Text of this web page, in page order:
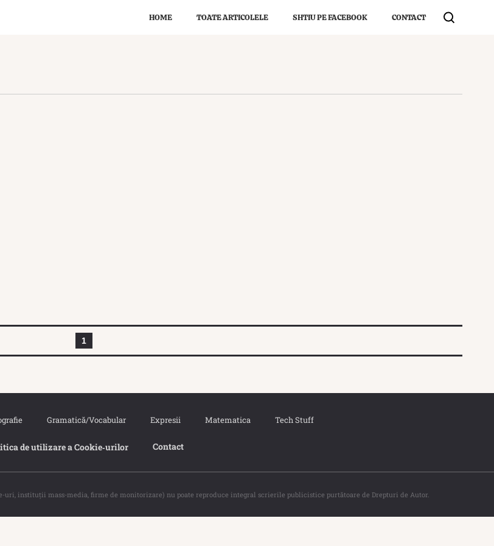
HOME TOATE ARTICOLELE SHTIU PE FACEBOOK CONTACT
1
Gramatică/Vocabular Expresii Matematica Tech Stuff
de utilizare a Cookie‐urilor Contact
uri, instituţii mass-media, firme de monitorizare) nu poate reproduce integral scrierile publicistice purtătoare de Drepturi de Autor.